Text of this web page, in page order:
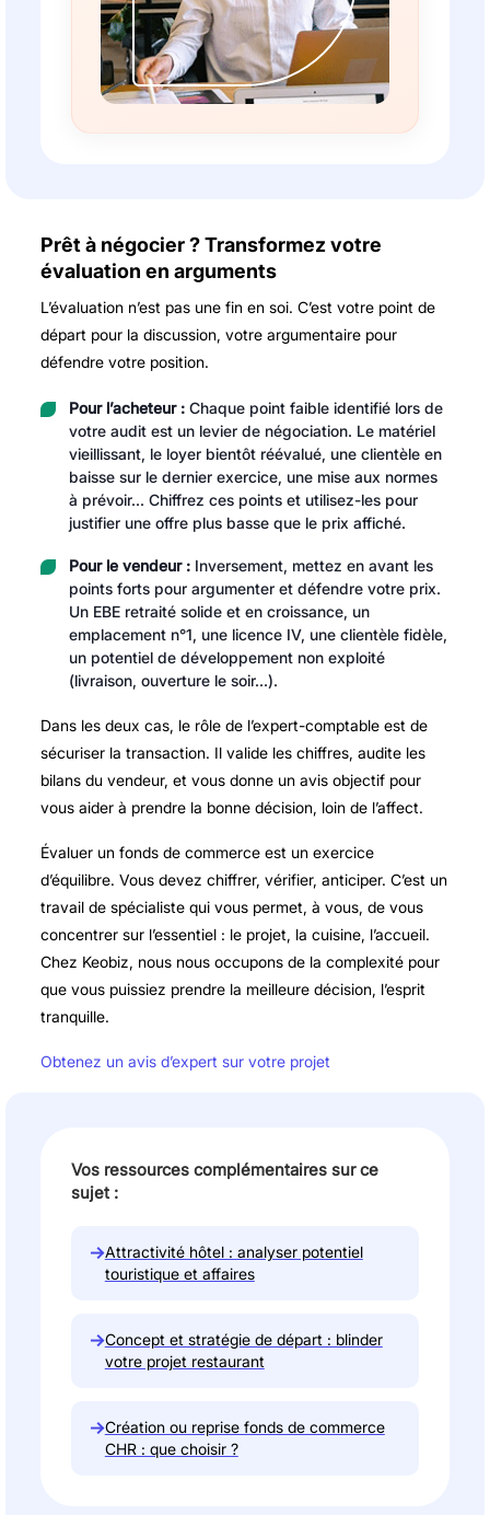
Prêt à négocier ? Transformez votre
évaluation en arguments
L’évaluation n’est pas une fin en soi. C’est votre point de
départ pour la discussion, votre argumentaire pour
défendre votre position.
Pour l’acheteur :Chaque point faible identifié lors de
votre audit est un levier de négociation. Le matériel
vieillissant, le loyer bientôt réévalué, une clientèle en
baisse sur le dernier exercice, une mise aux normes
à prévoir… Chiffrez ces points et utilisez-les pour
justifier une offre plus basse que le prix affiché.
Pour le vendeur :Inversement, mettez en avant les
points forts pour argumenter et défendre votre prix.
Un EBE retraité solide et en croissance, un
emplacement n°1, une licence IV, une clientèle fidèle,
un potentiel de développement non exploité
(livraison, ouverture le soir…).
Dans les deux cas, le rôle de l’expert-comptable est de
sécuriser la transaction. Il valide les chiffres, audite les
bilans du vendeur, et vous donne un avis objectif pour
vous aider à prendre la bonne décision, loin de l’affect.
Évaluer un fonds de commerce est un exercice
d’équilibre. Vous devez chiffrer, vérifier, anticiper. C’est un
travail de spécialiste qui vous permet, à vous, de vous
concentrer sur l’essentiel : le projet, la cuisine, l’accueil.
Chez Keobiz, nous nous occupons de la complexité pour
que vous puissiez prendre la meilleure décision, l’esprit
tranquille.
Obtenez un avis d’expert sur votre projet
Vos ressources complémentaires sur ce
sujet :
→Attractivité hôtel : analyser potentiel
touristique et affaires
→Concept et stratégie de départ : blinder
votre projet restaurant
→Création ou reprise fonds de commerce
CHR : que choisir ?